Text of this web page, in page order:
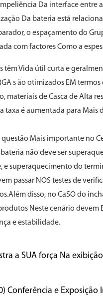
Da interface entre
Da bateria está
o espaçamento do
com factores Como a
têm Vida útil curta e
s ão otimizados EM
materiais de Casca de Alta
taxa é aumentada para Mais
questão Mais importante no
não deve ser
e superaquecimento do
passar NOS testes de
disso, no CaSO do
Neste cenário devem
e estabilidade.
a SUA força Na
Conferência e